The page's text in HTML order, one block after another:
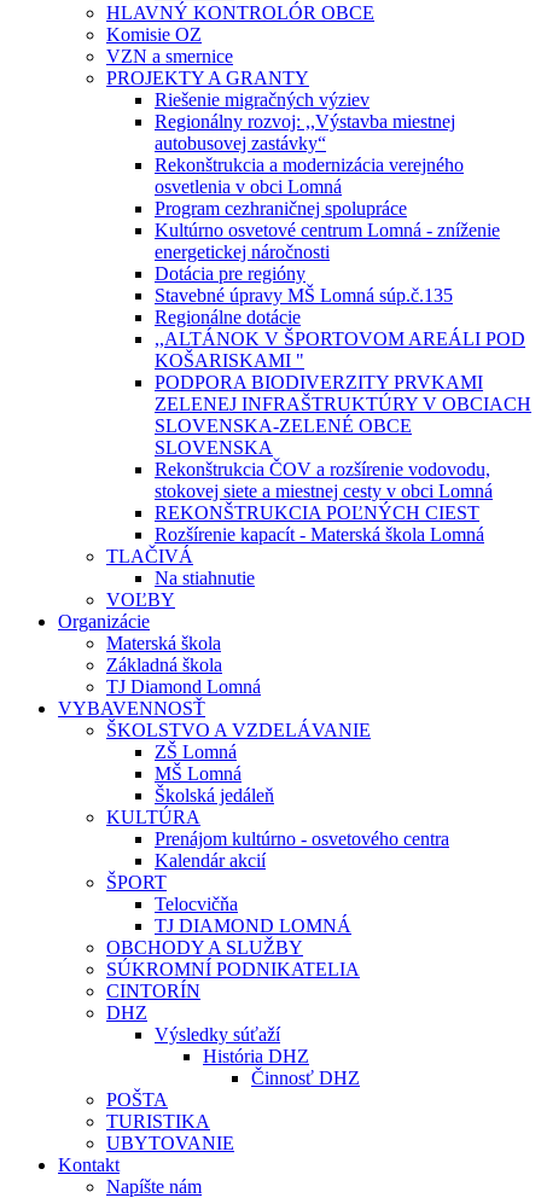
HLAVNÝ KONTROLÓR OBCE
Komisie OZ
VZN a smernice
PROJEKTY A GRANTY
Riešenie migračných výziev
Regionálny rozvoj: ,,Výstavba miestnej
autobusovej zastávky“
Rekonštrukcia a modernizácia verejného
osvetlenia v obci Lomná
Program cezhraničnej spolupráce
Kultúrno osvetové centrum Lomná - zníženie
energetickej náročnosti
Dotácia pre regióny
Stavebné úpravy MŠ Lomná súp.č.135
Regionálne dotácie
,,ALTÁNOK V ŠPORTOVOM AREÁLI POD
KOŠARISKAMI "
PODPORA BIODIVERZITY PRVKAMI
ZELENEJ INFRAŠTRUKTÚRY V OBCIACH
SLOVENSKA-ZELENÉ OBCE
SLOVENSKA
Rekonštrukcia ČOV a rozšírenie vodovodu,
stokovej siete a miestnej cesty v obci Lomná
REKONŠTRUKCIA POĽNÝCH CIEST
Rozšírenie kapacít - Materská škola Lomná
TLAČIVÁ
Na stiahnutie
VOĽBY
Organizácie
Materská škola
Základná škola
TJ Diamond Lomná
VYBAVENNOSŤ
ŠKOLSTVO A VZDELÁVANIE
ZŠ Lomná
MŠ Lomná
Školská jedáleň
KULTÚRA
Prenájom kultúrno - osvetového centra
Kalendár akcií
ŠPORT
Telocvičňa
TJ DIAMOND LOMNÁ
OBCHODY A SLUŽBY
SÚKROMNÍ PODNIKATELIA
CINTORÍN
DHZ
Výsledky súťaží
História DHZ
Činnosť DHZ
POŠTA
TURISTIKA
UBYTOVANIE
Kontakt
Napíšte nám